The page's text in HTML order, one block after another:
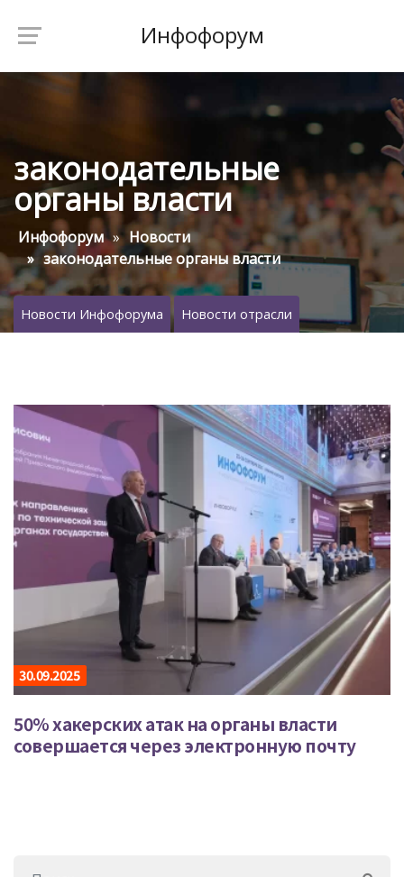
Инфофорум
законодательные
органы власти
Инфофорум
Новости
законодательные органы власти
Новости Инфофорума Новости отрасли
30.09.2025
50% хакерских атак на органы власти
совершается через электронную почту